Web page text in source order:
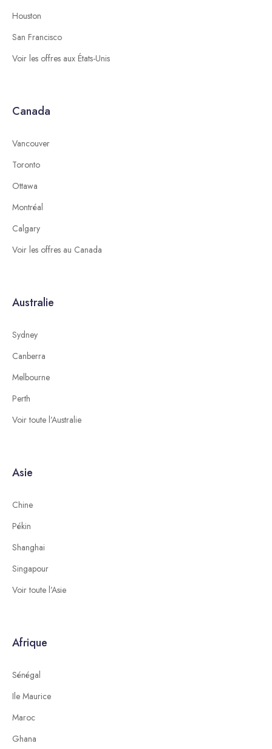
Houston
San Francisco
Voir les offres aux États-Unis
Canada
Vancouver
Toronto
Ottawa
Montréal
Calgary
Voir les offres au Canada
Australie
Sydney
Canberra
Melbourne
Perth
Voir toute l’Australie
Asie
Chine
Pékin
Shanghai
Singapour
Voir toute l’Asie
Afrique
Sénégal
Ile Maurice
Maroc
Ghana